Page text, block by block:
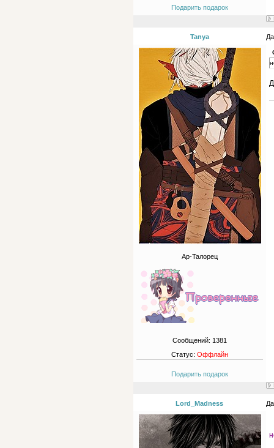
Подарить подарок
Tanya
Ар-Талорец
Сообщений: 1381
Статус: Оффлайн
Подарить подарок
Lord_Madness